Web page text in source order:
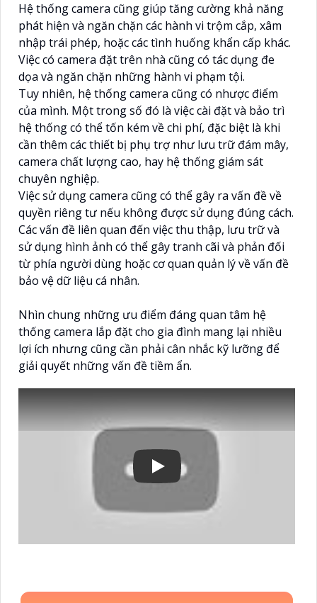
Hệ thống camera cũng giúp tăng cường khả năng
phát hiện và ngăn chặn các hành vi trộm cắp, xâm
nhập trái phép, hoặc các tình huống khẩn cấp khác.
Việc có camera đặt trên nhà cũng có tác dụng đe
dọa và ngăn chặn những hành vi phạm tội.
Tuy nhiên, hệ thống camera cũng có nhược điểm
của mình. Một trong số đó là việc cài đặt và bảo trì
hệ thống có thể tốn kém về chi phí, đặc biệt là khi
cần thêm các thiết bị phụ trợ như lưu trữ đám mây,
camera chất lượng cao, hay hệ thống giám sát
chuyên nghiệp.
Việc sử dụng camera cũng có thể gây ra vấn đề về
quyền riêng tư nếu không được sử dụng đúng cách.
Các vấn đề liên quan đến việc thu thập, lưu trữ và
sử dụng hình ảnh có thể gây tranh cãi và phản đối
từ phía người dùng hoặc cơ quan quản lý về vấn đề
bảo vệ dữ liệu cá nhân.
Nhìn chung những ưu điểm đáng quan tâm hệ
thống camera lắp đặt cho gia đình mang lại nhiều
lợi ích nhưng cũng cần phải cân nhắc kỹ lưỡng để
giải quyết những vấn đề tiềm ẩn.